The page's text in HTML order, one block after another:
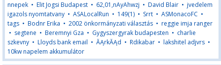
nnepek • Elit Jogsi Budapest • 62,01,nAyAhwzj • David Blair • jvedelem
igazols nyomtatvany • ASALocalRun • 149(1) • Srrt • ASMonacoFC •
tags • Bodnr Erika • 2002 önkormányzati választás • reggie imja ranger
• segtene • Beremnyi Gza • Gygyszergyrak budapesten • charlie
szkevny • Lloyds bank email • ĂĄrkĂĄd • Rdikabar • lakshitel adjvrs •
10kw napelem akkumulátor